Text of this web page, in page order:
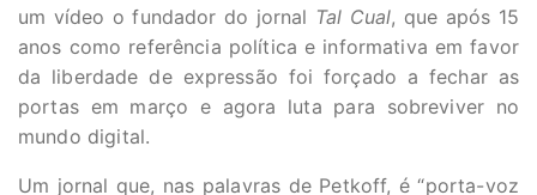
um vídeo o fundador do jornal Tal Cual, que após 15
anos como referência política e informativa em favor
da liberdade de expressão foi forçado a fechar as
portas em março e agora luta para sobreviver no
mundo digital.
Um jornal que, nas palavras de Petkoff, é “porta-voz